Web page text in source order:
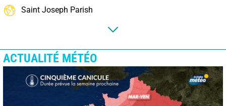
Saint Joseph Parish
ACTUALITÉ MÉTÉO